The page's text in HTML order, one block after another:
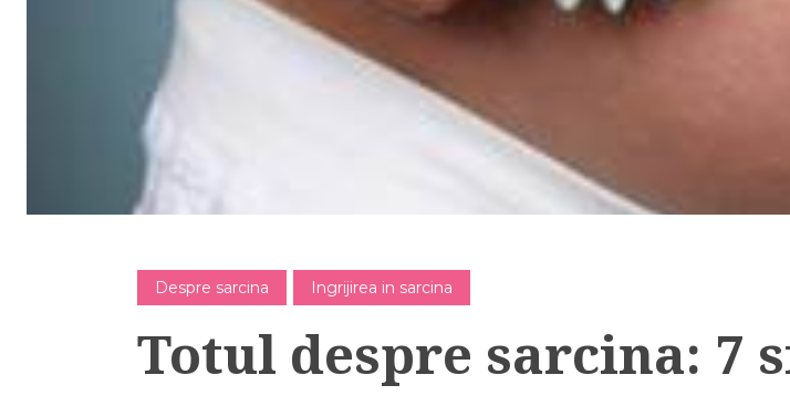
Despre sarcina Ingrijirea in sarcina
Totul despre sarcina: 7